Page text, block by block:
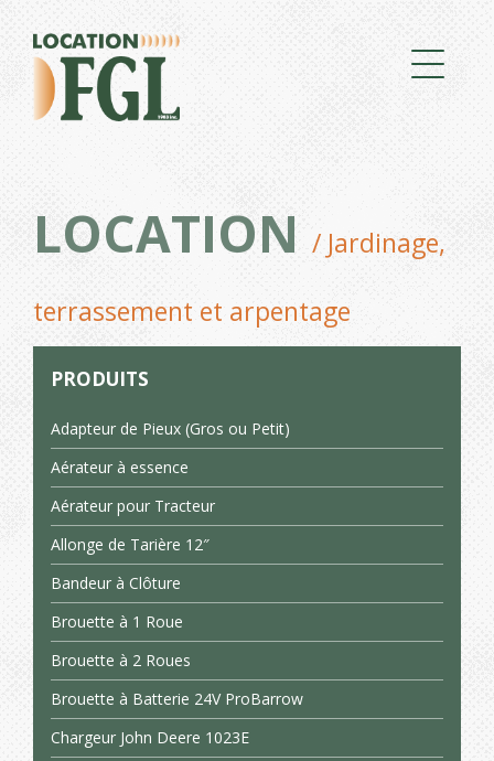
LOCATION / Jardinage,
terrassement et arpentage
PRODUITS
Adapteur de Pieux (Gros ou Petit)
Aérateur à essence
Aérateur pour Tracteur
Allonge de Tarière 12″
Bandeur à Clôture
Brouette à 1 Roue
Brouette à 2 Roues
Brouette à Batterie 24V ProBarrow
Chargeur John Deere 1023E